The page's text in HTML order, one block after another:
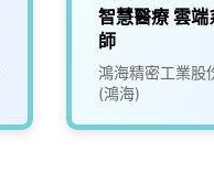
智慧醫療 雲端
師
鴻海精密工業股
(鴻海)